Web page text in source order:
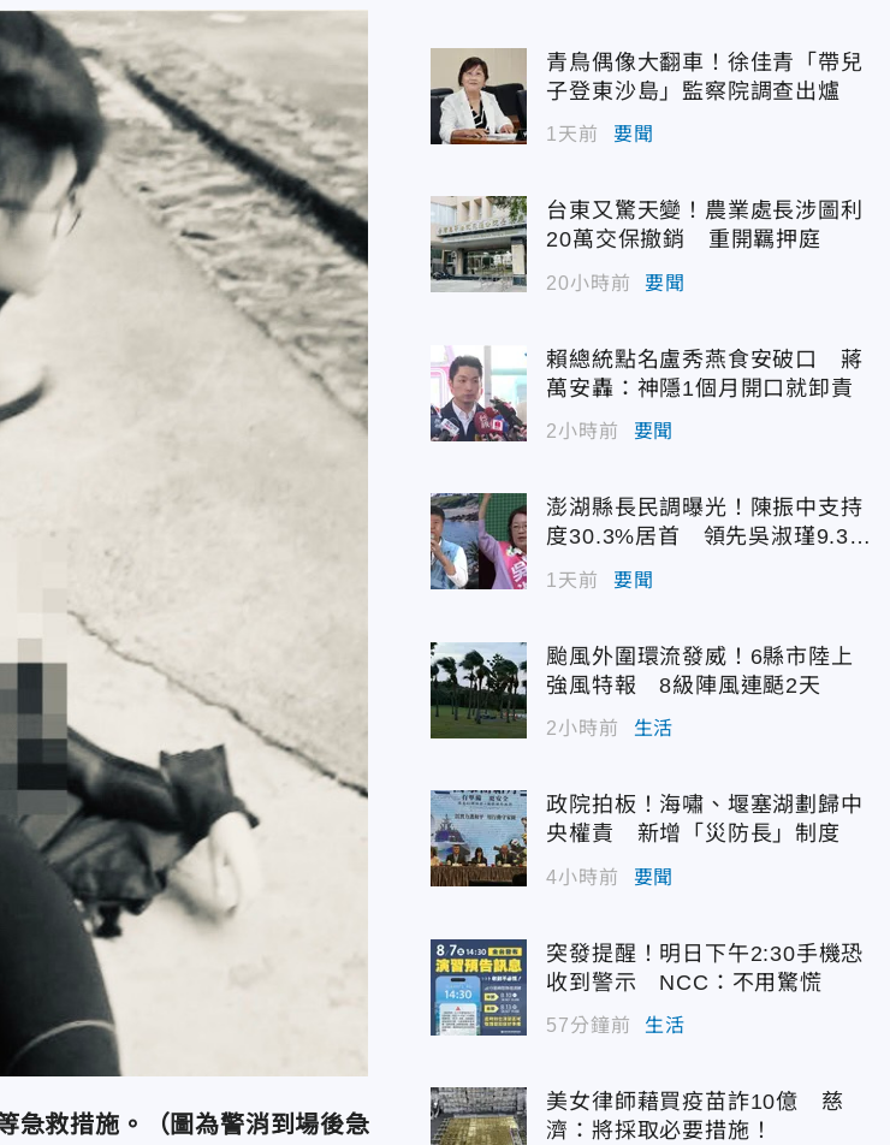
急救措施。（圖為警消到場後急
青鳥偶像大翻車！徐佳青「帶兒
子登東沙島」監察院調查出爐
1天前 要聞
台東又驚天變！農業處長涉圖利
20萬交保撤銷 重開羈押庭
20小時前 要聞
賴總統點名盧秀燕食安破口 蔣
萬安轟：神隱1個月開口就卸責
2小時前 要聞
澎湖縣長民調曝光！陳振中支持
度30.3%居首 領先吳淑瑾9.3個
百分點
1天前 要聞
颱風外圍環流發威！6縣市陸上
強風特報 8級陣風連颳2天
2小時前 生活
政院拍板！海嘯、堰塞湖劃歸中
央權責 新增「災防長」制度
4小時前 要聞
突發提醒！明日下午2:30手機恐
收到警示 NCC：不用驚慌
57分鐘前 生活
美女律師藉買疫苗詐10億 慈
濟：將採取必要措施！